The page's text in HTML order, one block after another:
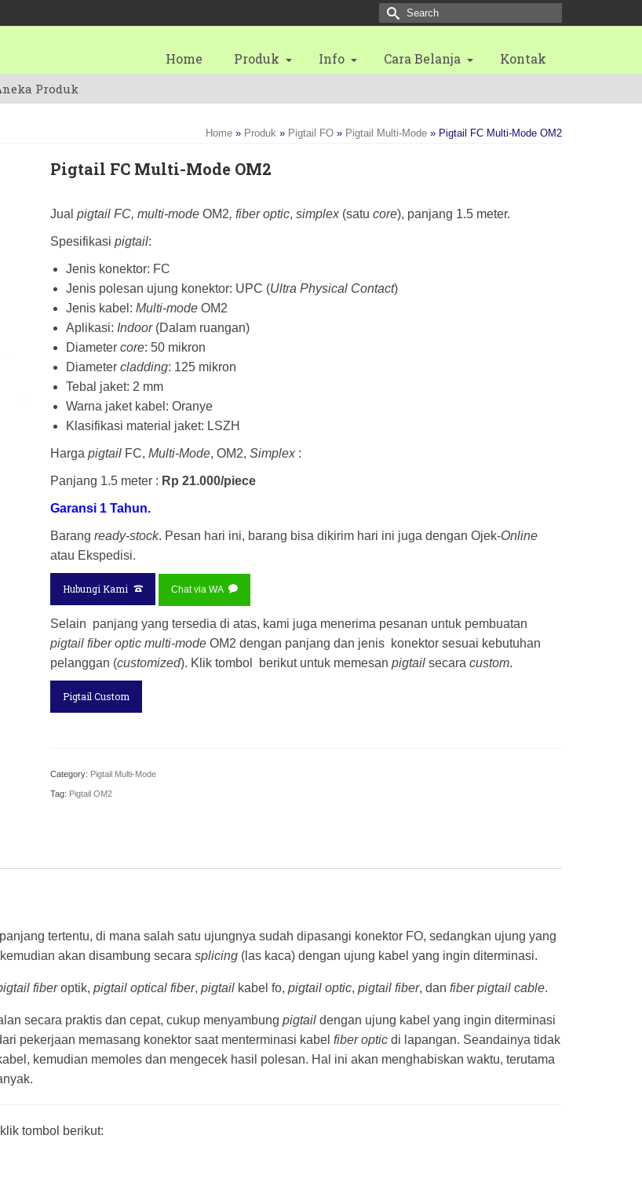
Search
Home Produk Info Cara Belanja Kontak
Produk
Home » Produk » Pigtail FO » Pigtail Multi-Mode » Pigtail FC Multi-Mode OM2
Pigtail FC Multi-Mode OM2
Jual pigtail FC, multi-modeOM2, fiber optic, simplex(satu core), panjang 1.5 meter.
Spesifikasi pigtail:
Jenis konektor: FC
Jenis polesan ujung konektor: UPC (Ultra Physical Contact)
Jenis kabel: Multi-mode OM2
Aplikasi: Indoor(Dalam ruangan)
Diameter core: 50 mikron
Diameter cladding: 125 mikron
Tebal jaket: 2 mm
Warna jaket kabel: Oranye
Klasifikasi material jaket: LSZH
Harga pigtail FC, Multi-Mode, OM2, Simplex:
Panjang 1.5 meter : Rp 21.000/piece
Garansi 1 Tahun.
Barang ready-stock. Pesan hari ini, barang bisa dikirim hari ini juga dengan Ojek-Online
atau Ekspedisi.
Hubungi Kami Chat via WA
Selain panjang yang tersedia di atas, kami juga menerima pesanan untuk pembuatan
pigtail fiber optic multi-modeOM2 dengan panjang dan jenis konektor sesuai kebutuhan
pelanggan (customized). Klik tombol berikut untuk memesan pigtailsecara custom.
Pigtail Custom
Category: Pigtail Multi-Mode
Tag: Pigtail OM2
tertentu, di mana salah satu ujungnya sudah dipasangi konektor FO, sedangkan ujung yang
akan disambung secara splicing (las kaca) dengan ujung kabel yang ingin diterminasi.
fiberoptik, pigtail optical fiber, pigtail kabel fo, pigtail optic, pigtail fiber, dan fiber pigtail cable.
secara praktis dan cepat, cukup menyambung pigtail dengan ujung kabel yang ingin diterminasi
pekerjaan memasang konektor saat menterminasi kabel fiber optic di lapangan. Seandainya tidak
kemudian memoles dan mengecek hasil polesan. Hal ini akan menghabiskan waktu, terutama
tombol berikut: